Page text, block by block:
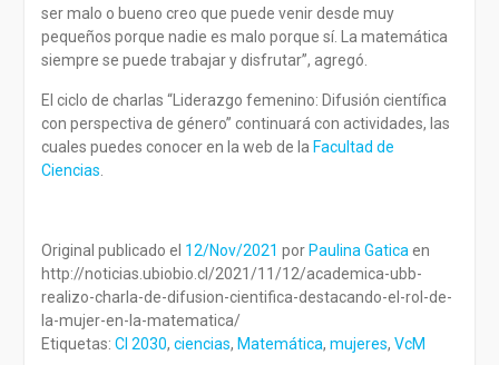
ser malo o bueno creo que puede venir desde muy
pequeños porque nadie es malo porque sí. La matemática
siempre se puede trabajar y disfrutar”, agregó.
El ciclo de charlas “Liderazgo femenino: Difusión científica
con perspectiva de género” continuará con actividades, las
cuales puedes conocer en la web de la Facultad de
Ciencias
Original publicado el 12/Nov/2021 por Paulina Gatica en
http://noticias.ubiobio.cl/2021/11/12/academica-ubb-
realizo-charla-de-difusion-cientifica-destacando-el-rol-de-
la-mujer-en-la-matematica/
Etiquetas: CI 2030, ciencias, Matemática, mujeres, VcM